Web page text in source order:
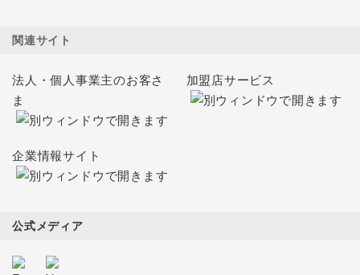
関連サイト
法人・個人事業主のお客さ
ま
加盟店サービス
企業情報サイト
公式メディア